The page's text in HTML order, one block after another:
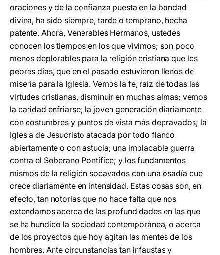
oraciones y de la confianza puesta en la bondad
divina, ha sido siempre, tarde o temprano, hecha
patente. Ahora, Venerables Hermanos, ustedes
conocen los tiempos en los que vivimos; son poco
menos deplorables para la religión cristiana que los
peores días, que en el pasado estuvieron llenos de
miseria para la Iglesia. Vemos la fe, raíz de todas las
virtudes cristianas, disminuir en muchas almas; vemos
la caridad enfriarse; la joven generación diariamente
con costumbres y puntos de vista más depravados; la
Iglesia de Jesucristo atacada por todo flanco
abiertamente o con astucia; una implacable guerra
contra el Soberano Pontífice; y los fundamentos
mismos de la religión socavados con una osadía que
crece diariamente en intensidad. Estas cosas son, en
efecto, tan notorias que no hace falta que nos
extendamos acerca de las profundidades en las que
se ha hundido la sociedad contemporánea, o acerca
de los proyectos que hoy agitan las mentes de los
hombres. Ante circunstancias tan infaustas y